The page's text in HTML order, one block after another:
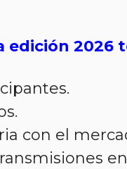
edición
con el